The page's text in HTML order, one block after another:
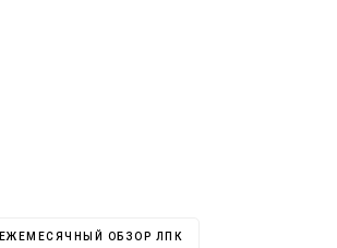
ЕЖЕМЕСЯЧНЫЙ ОБЗОР ЛПК